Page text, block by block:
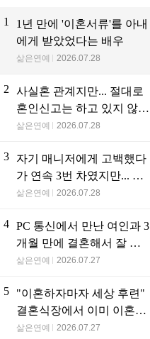
1
1년 만에 '이혼서류'를 아내
에게 받았었다는 배우
삶은연예 2026.07.28
2
사실혼 관계지만... 절대로
혼인신고는 하고 있지 않다
는 배우
삶은연예 2026.07.28
3
자기 매니저에게 고백했다
가 연속 3번 차였지만... 결
국 결혼에 성공한 배우
삶은연예 2026.07.28
4
PC 통신에서 만난 여인과 3
개월 만에 결혼해서 잘 살
고 있는 배우
삶은연예 2026.07.27
5
"이혼하자마자 세상 후련"
결혼식장에서 이미 이혼을
직감했었다는 배우
삶은연예 2026.07.27